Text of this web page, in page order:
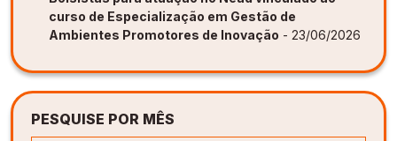
curso de Especialização em Gestão de
Ambientes Promotores de Inovação - 23/06/2026
PESQUISE POR MÊS